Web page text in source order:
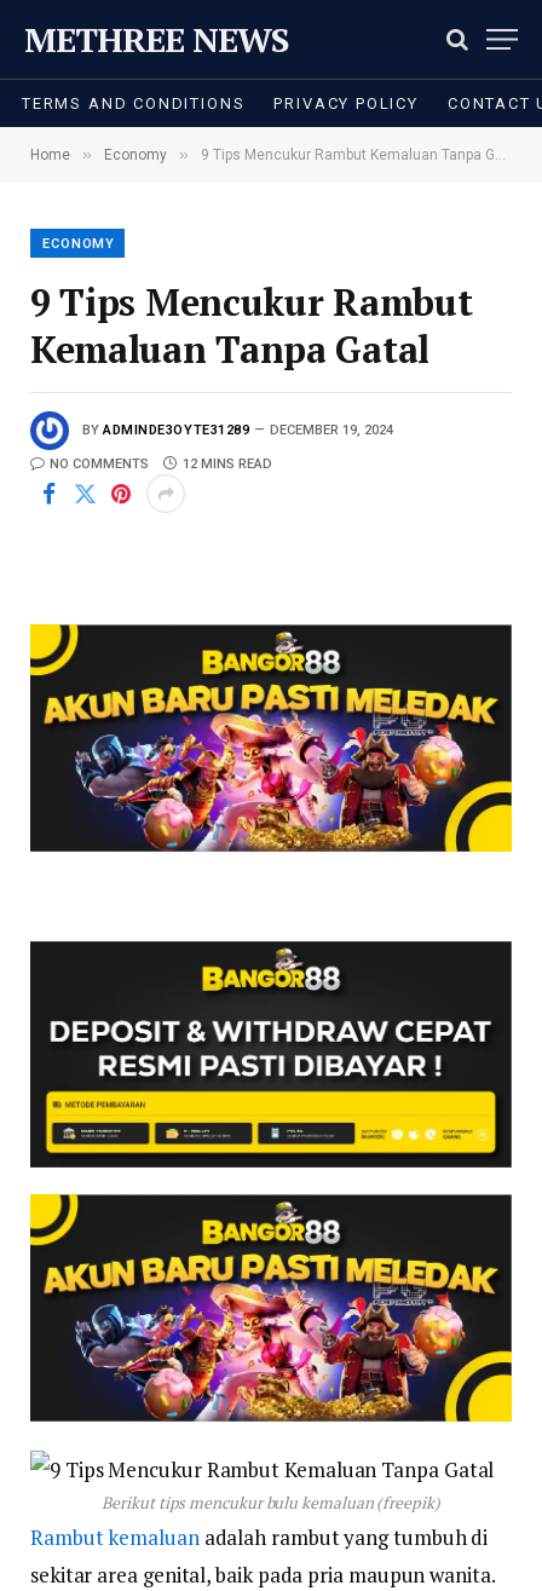
METHREE NEWS
TERMS AND CONDITIONS PRIVACY POLICY CONTACT
Home » Economy » 9 Tips Mencukur Rambut Kemaluan Tanpa Gatal
ECONOMY
9 Tips Mencukur Rambut
Kemaluan Tanpa Gatal
BY ADMINDE3OYTE31289 DECEMBER 19, 2024
NO COMMENTS 12 MINS READ
Berikut tips mencukur bulu kemaluan (freepik)
Rambut kemaluanadalah rambut yang tumbuh di
sekitar area genital, baik pada pria maupun wanita.